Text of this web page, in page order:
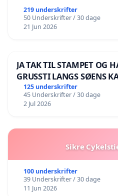
219 underskrifter
50 Underskrifter / 30 dage
21 Jun 2026
JA TAK TIL STAMPET OG
GRUSSTI LANGS SØENS
BOARDWALK VÆK FRA
125 underskrifter
45 Underskrifter / 30 dage
2 Jul 2026
Sikre
100 underskrifter
39 Underskrifter / 30 dage
11 Jun 2026